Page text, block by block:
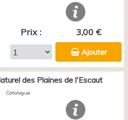
Prix : 3,00 €
Ajouter
des Plaines de l'Escaut
Catalogue